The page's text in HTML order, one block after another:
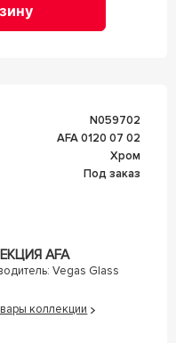
n059702
AFA 0120 07 02
Хром
Под заказ
AFA
Vegas Glass
коллекции